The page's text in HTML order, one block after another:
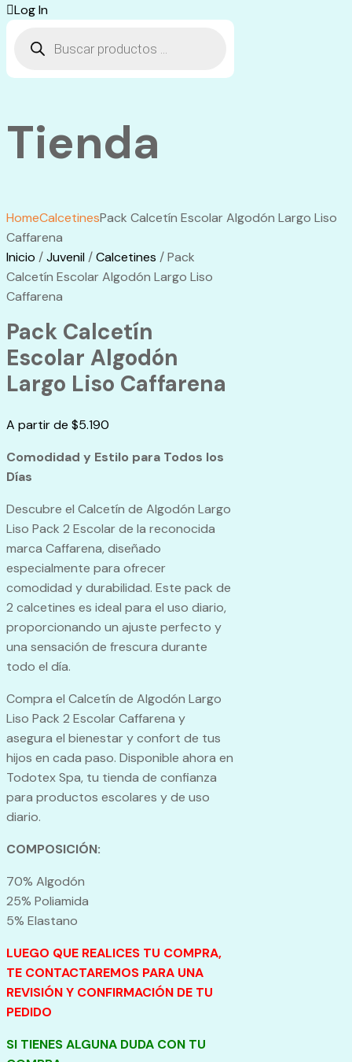
Log In
productos
Tienda
HomeCalcetinesPack Calcetín Escolar Algodón Largo Liso
Caffarena
Inicio /Juvenil /Calcetines / Pack
Calcetín Escolar Algodón Largo Liso
Caffarena
Pack Calcetín
Escolar Algodón
Largo Liso Caffarena
A partir de $5.190
Comodidad y Estilo para Todos los
Días
Descubre el Calcetín de Algodón Largo
Liso Pack 2 Escolar de la reconocida
marca Caffarena, diseñado
especialmente para ofrecer
comodidad y durabilidad. Este pack de
2 calcetines es ideal para el uso diario,
proporcionando un ajuste perfecto y
una sensación de frescura durante
todo el día.
Compra el Calcetín de Algodón Largo
Liso Pack 2 Escolar Caffarena y
asegura el bienestar y confort de tus
hijos en cada paso. Disponible ahora en
Todotex Spa, tu tienda de confianza
para productos escolares y de uso
diario.
COMPOSICIÓN:
70% Algodón
25% Poliamida
5% Elastano
LUEGO QUE REALICES TU COMPRA,
TE CONTACTAREMOS PARA UNA
REVISIÓN Y CONFIRMACIÓN DE TU
PEDIDO
SI TIENES ALGUNA DUDA CON TU